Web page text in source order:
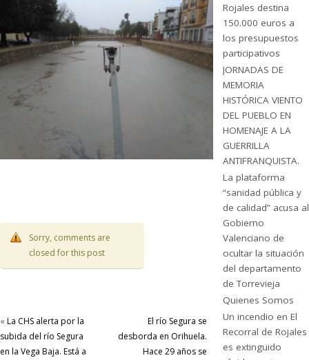
Sorry, comments are
closed for this post
« La CHS alerta por la
subida del río Segura
en la Vega Baja. Está a
El río Segura se
desborda en Orihuela.
Hace 29 años se
Rojales destina
150.000 euros a
los presupuestos
participativos
JORNADAS DE
MEMORIA
HISTÓRICA VIENTO
DEL PUEBLO EN
HOMENAJE A LA
GUERRILLA
ANTIFRANQUISTA.
La plataforma
“sanidad pública y
de calidad” acusa al
Gobierno
Valenciano de
ocultar la situación
del departamento
de Torrevieja
Quienes Somos
Un incendio en El
Recorral de Rojales
es extinguido